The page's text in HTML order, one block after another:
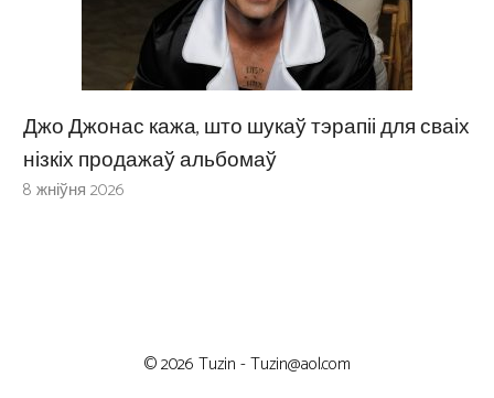
Джо Джонас кажа, што шукаў тэрапіі для сваіх
нізкіх продажаў альбомаў
8 жніўня 2026
© 2026 Tuzin -Tuzin@aol.com